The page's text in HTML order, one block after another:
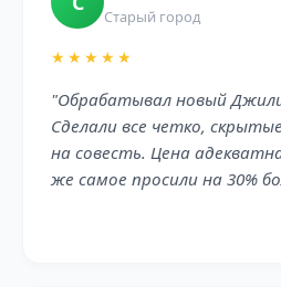
Старый город
★★★★★
"Обрабатывал новый
Сделали все четко,
на совесть. Цена
же самое просили на 30%